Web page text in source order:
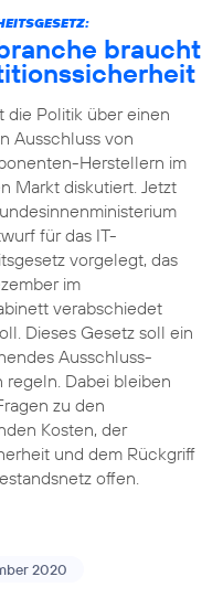
braucht
die Politik über einen
Ausschluss von
Herstellern im
Markt diskutiert. Jetzt
für das IT-
vorgelegt, das
im
verabschiedet
Dieses Gesetz soll ein
Ausschluss-
regeln. Dabei bleiben
zu den
Kosten, der
und dem Rückgriff
offen.
2020